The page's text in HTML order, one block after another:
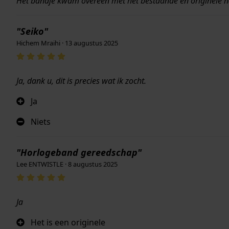
"Seiko"
Hichem Mraihi · 13 augustus 2025
Ja, dank u, dit is precies wat ik zocht.
Ja
Niets
"Horlogeband gereedschap"
Lee ENTWISTLE · 8 augustus 2025
Ja
Het is een originele